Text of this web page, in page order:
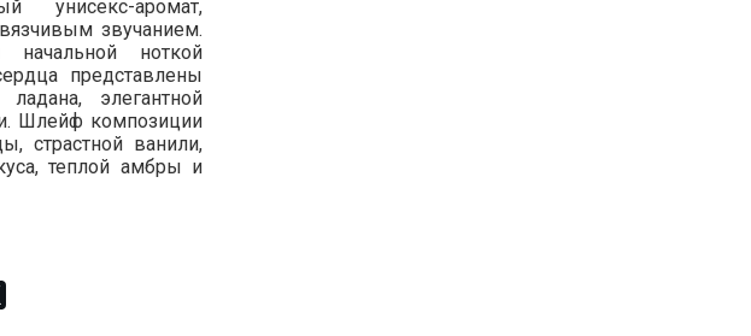
унисекс-аромат,
звучанием.
начальной ноткой
представлены
элегантной
Шлейф композиции
страстной ванили,
теплой амбры и